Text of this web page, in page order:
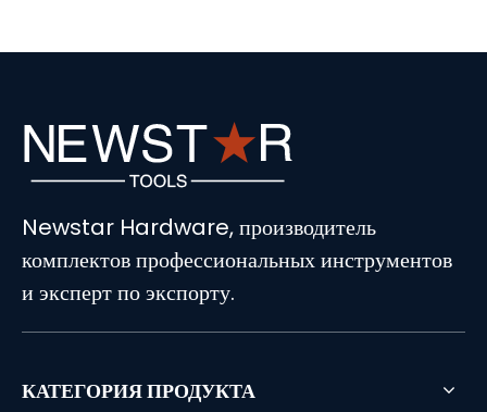
Newstar Hardware, производитель
комплектов профессиональных инструментов
и эксперт по экспорту.
КАТЕГОРИЯ ПРОДУКТА